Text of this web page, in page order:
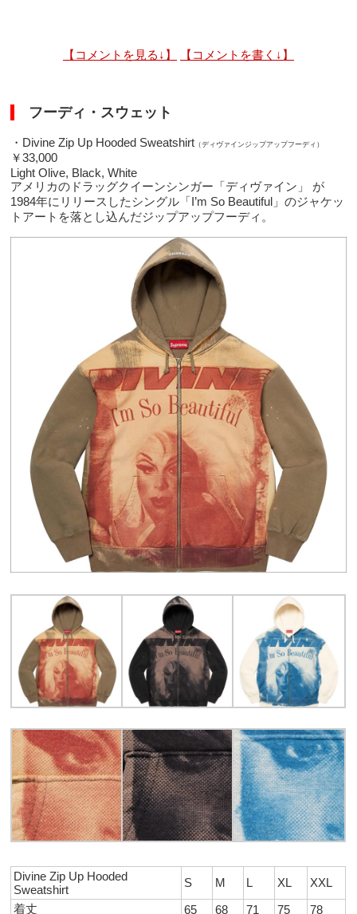
【コメントを見る↓】 【コメントを書く↓】
フーディ・スウェット
・Divine Zip Up Hooded Sweatshirt （ディヴァインジップアップフーディ）
￥33,000
Light Olive, Black, White
アメリカのドラッグクイーンシンガー「ディヴァイン」 が
1984年にリリースしたシングル「I’m So Beautiful」のジャケッ
トアートを落とし込んだジップアップフーディ。
Divine Zip Up Hooded
Sweatshirt
S M L XL
XXL
着丈
65 68 71 75 78